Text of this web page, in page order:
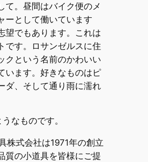
て。昼間はバイク便のメ
ーとして働いています
望でもあります。これは
です。ロサンゼルスに住
クという名前のかわいい
います。好きなものはピ
ダ、そして通り雨に濡れ
なものです。
株式会社は1971年の創立
質の小道具を皆様にご提